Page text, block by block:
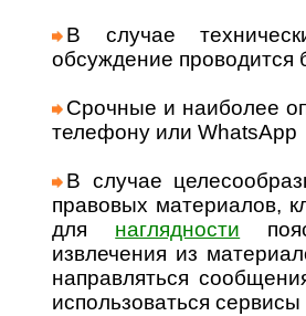
В случае
обсуждение проводится
Срочные и наиболее
телефону или WhatsApp
В случае
правовых материалов,
для наглядности
извлечения из
направляться
использоваться